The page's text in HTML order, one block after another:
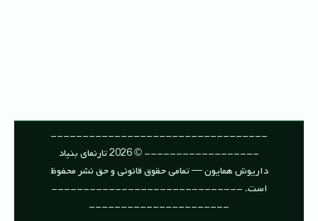
----------------------------------
------------------ © 2026 تارنمای بنیاد
داریوش همایون — تمامی حقوق قانونی و حق نشر محفوظ
است. ------------------------------
----------------------